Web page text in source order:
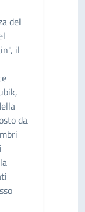
del
il
da